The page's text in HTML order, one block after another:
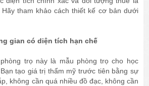
tham khảo cách thiết kế cơ bản dưới
gian có diện tích hạn chế
trọ này là mẫu phòng trọ cho học
tạo giá trị thẩm mỹ trước tiên bằng sự
không cần quá nhiều đồ đạc, không cần